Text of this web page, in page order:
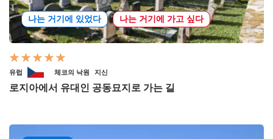
나는 거기에 있었다 나는 거기에 가고 싶다
유럽 체코의 낙원 지신
로지아에서 유대인 공동묘지로 가는 길